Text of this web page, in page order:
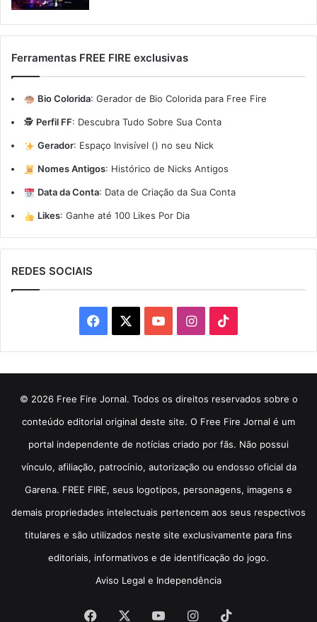
Ferramentas FREE FIRE exclusivas
Bio Colorida: Gerador de Bio Colorida para Free Fire
🕵️ Perfil FF: Descubra Tudo Sobre Sua Conta
Gerador: Espaço Invisível (ㅤ) no seu Nick
Nomes Antigos: Histórico de Nicks Antigos
Data da Conta: Data de Criação da Sua Conta
Likes: Ganhe até 100 Likes Por Dia
REDES SOCIAIS
Facebook YouTubeInstagram
© 2026 Free Fire Jornal. Todos os direitos reservados sobre o
conteúdo editorial original deste site. O Free Fire Jornal é um
portal independente de notícias criado por fãs. Não possui
vínculo, afiliação, patrocínio, autorização ou endosso oficial da
Garena. FREE FIRE, seus logotipos, personagens, imagens e
demais propriedades intelectuais pertencem aos seus respectivos
titulares e são utilizados neste site exclusivamente para fins
editoriais, informativos e de identificação do jogo.
Aviso Legal e Independência
Facebook YouTubeInstagram